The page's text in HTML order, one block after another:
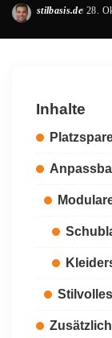
Posted
stilbasis.de 28.
Inhalte